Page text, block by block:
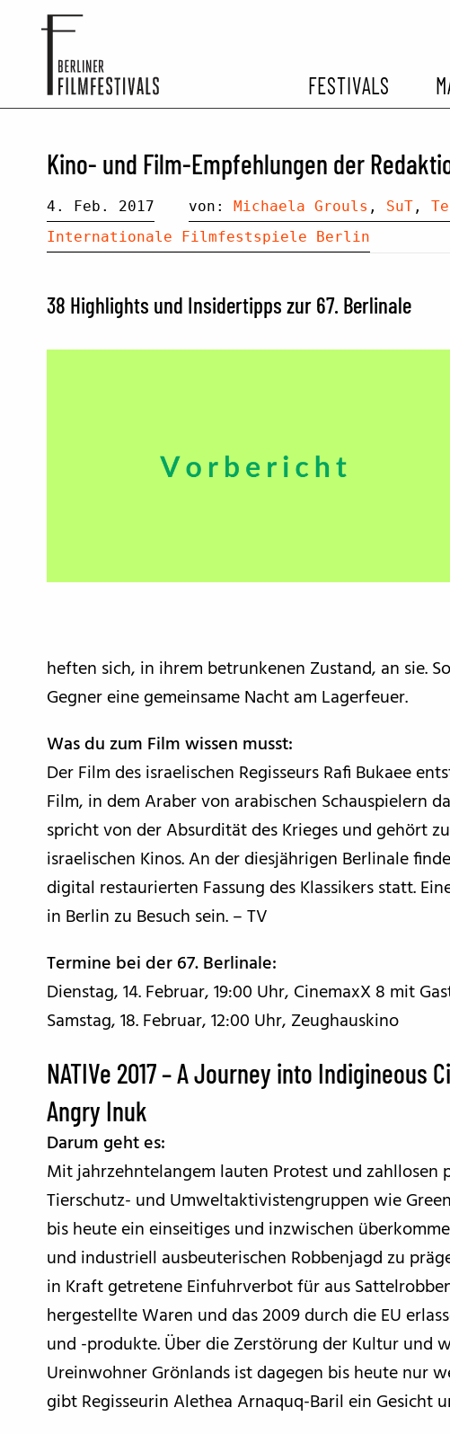
FESTIVALS
ARCHIV
Kino- und Film-Empfehlungen der
4. Feb. 2017 von: Michaela Grouls , SuT ,
Internationale Filmfestspiele Berlin
38 Highlights und Insidertipps zur 67. Berlinale
heften sich, in ihrem betrunkenen Zustand, an sie.
Gegner eine gemeinsame Nacht am Lagerfeuer.
Was du zum Film wissen musst:
Der Film des israelischen Regisseurs Rafi Bukaee
Film, in dem Araber von arabischen Schauspielern
spricht von der Absurdität des Krieges und gehört
israelischen Kinos. An der diesjährigen Berlinale
digital restaurierten Fassung des Klassikers statt.
in Berlin zu Besuch sein. – TV
Termine bei der 67. Berlinale:
Dienstag, 14. Februar, 19:00 Uhr, CinemaxX 8 mit
Samstag, 18. Februar, 12:00 Uhr, Zeughauskino
NATIVe 2017 – A Journey into Indigineous
Angry Inuk
Darum geht es:
Mit jahrzehntelangem lauten Protest und zahllosen
Tierschutz- und Umweltaktivistengruppen wie
bis heute ein einseitiges und inzwischen
und industriell ausbeuterischen Robbenjagd zu
in Kraft getretene Einfuhrverbot für aus
hergestellte Waren und das 2009 durch die EU
und -produkte. Über die Zerstörung der Kultur und
Ureinwohner Grönlands ist dagegen bis heute nur
gibt Regisseurin Alethea Arnaquq-Baril ein Gesicht